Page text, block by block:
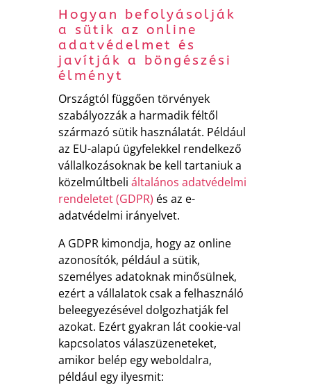
Hogyan befolyásolják
a sütik az online
adatvédelmet és
javítják a böngészési
élményt
Országtól függően törvények
szabályozzák a harmadik féltől
származó sütik használatát. Például
az EU-alapú ügyfelekkel rendelkező
vállalkozásoknak be kell tartaniuk a
közelmúltbeliáltalános adatvédelmi
rendeletet (GDPR) és az e-
adatvédelmi irányelvet.
A GDPR kimondja, hogy az online
azonosítók, például a sütik,
személyes adatoknak minősülnek,
ezért a vállalatok csak a felhasználó
beleegyezésével dolgozhatják fel
azokat. Ezért gyakran lát cookie-val
kapcsolatos válaszüzeneteket,
amikor belép egy weboldalra,
például egy ilyesmit: